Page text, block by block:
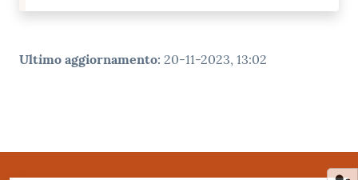
Ultimo aggiornamento: 20-11-2023, 13:02